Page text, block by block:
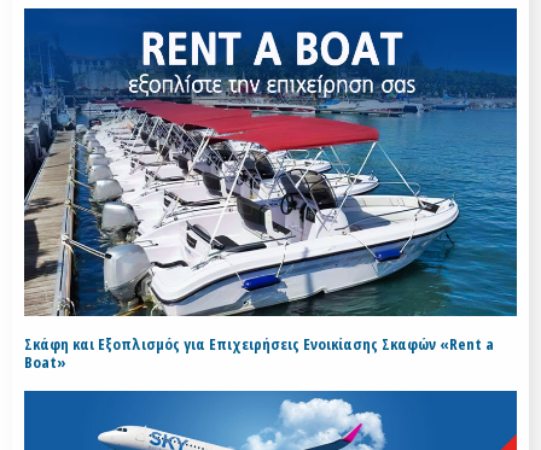
Σκάφη και Εξοπλισμός για Επιχειρήσεις Ενοικίασης Σκαφών «Rent a
Boat»